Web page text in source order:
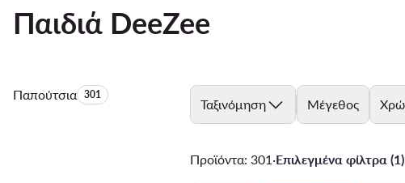
Παιδιά DeeZee
ΠαπούτσιαΑριθμός προϊόντων:
301
Ταξινόμηση Μέγεθος
Προϊόντα: 301 ·Επιλεγμένα φίλτρα (1)